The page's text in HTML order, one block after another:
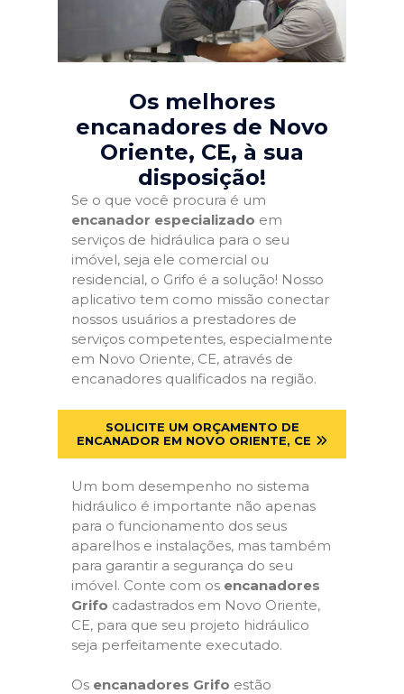
Os melhores
encanadores de Novo
Oriente, CE, à sua
disposição!
Se o que você procura é um
encanador especializado em
serviços de hidráulica para o seu
imóvel, seja ele comercial ou
residencial, o Grifo é a solução! Nosso
aplicativo tem como missão conectar
nossos usuários a prestadores de
serviços competentes, especialmente
em Novo Oriente, CE, através de
encanadores qualificados na região.
SOLICITE UM ORÇAMENTO DE
ENCANADOR EM NOVO ORIENTE, CE
Um bom desempenho no sistema
hidráulico é importante não apenas
para o funcionamento dos seus
aparelhos e instalações, mas também
para garantir a segurança do seu
imóvel. Conte com os encanadores
Grifo cadastrados em Novo Oriente,
CE, para que seu projeto hidráulico
seja perfeitamente executado.
Os encanadores Grifo estão